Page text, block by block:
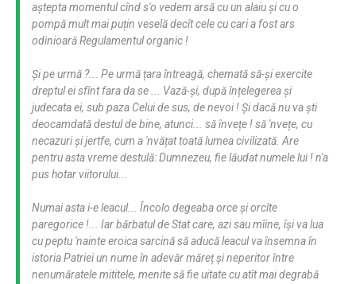
aștepta momentul cînd s'o vedem arsă cu un alaiu și cu o
pompă mult mai puțin veselă decît cele cu cari a fost ars
odinioară Regulamentul organic !
Și pe urmă ?... Pe urmă țara întreagă, chemată să-și exercite
dreptul ei sfînt fara da se ... Vază-și, după înțelegerea și
judecata ei, sub paza Celui de sus, de nevoi ! Și dacă nu va ști
deocamdată destul de bine, atunci... să învețe ! să 'nvețe, cu
necazuri și jertfe, cum a 'nvățat toată lumea civilizată. Are
pentru asta vreme destulă: Dumnezeu, fie lăudat numele lui ! n'a
pus hotar viitorului...
Numai asta i-e leacul... Încolo degeaba orce și orcîte
paregorice !... Iar bărbatul de Stat care, azi sau mîine, își va lua
cu peptu 'nainte eroica sarcină să aducă leacul va însemna în
istoria Patriei un nume în adevăr măreț și neperitor între
nenumăratele mititele, menite să fie uitate cu atît mai degrabă